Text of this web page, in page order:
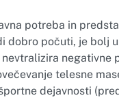
potreba in
dobro počuti, je bolj
negativne
telesne
dejavnosti